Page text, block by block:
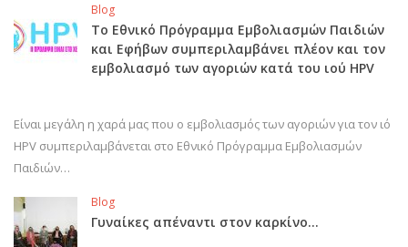
Blog
Το Εθνικό Πρόγραμμα Εμβολιασμών Παιδιών
και Εφήβων συμπεριλαμβάνει πλέον και τον
εμβολιασμό των αγοριών κατά του ιού HPV
Είναι μεγάλη η χαρά μας που ο εμβολιασμός των αγοριών για τον ιό
HPV συμπεριλαμβάνεται στο Εθνικό Πρόγραμμα Εμβολιασμών
Παιδιών…
Blog
Γυναίκες απέναντι στον καρκίνο…